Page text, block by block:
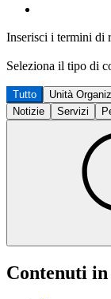
Inserisci i termini di
Seleziona il tipo di
Tutto Unità
Notizie
Servizi
Contenuti in